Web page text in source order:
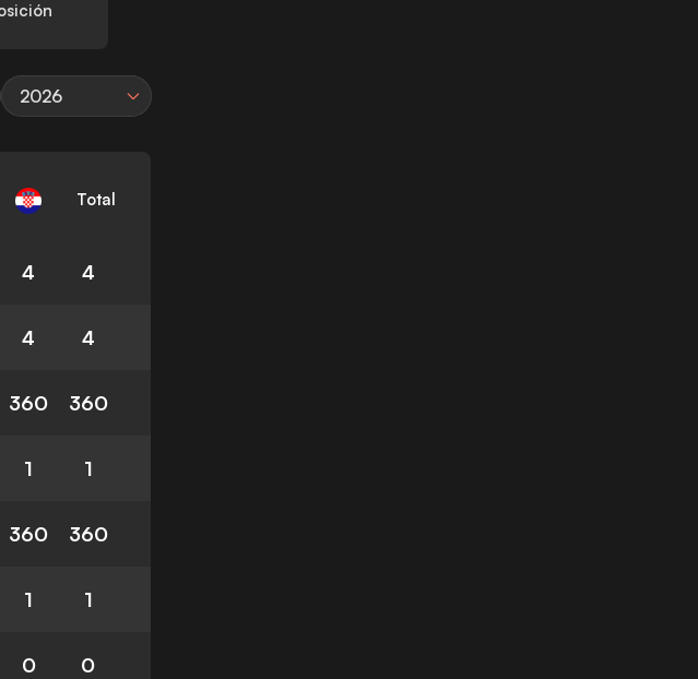
2026
Total
4 4
4 4
360 360
1 1
360 360
1 1
0 0